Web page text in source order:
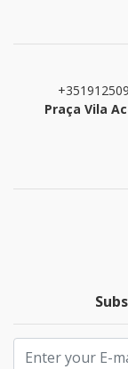
Praça Vila